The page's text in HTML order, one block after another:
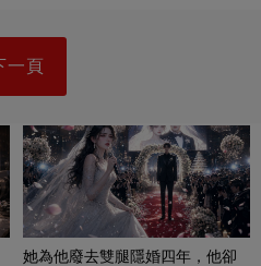
一頁
她為他廢去雙腿隱婚四年，他卻